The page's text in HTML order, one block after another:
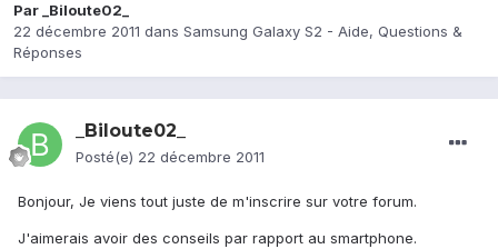
Par_Biloute02_
22 décembre 2011 dans Samsung Galaxy S2 - Aide, Questions &
Réponses
_Biloute02_
Posté(e) 22 décembre 2011
Bonjour, Je viens tout juste de m'inscrire sur votre forum.
J'aimerais avoir des conseils par rapport au smartphone.